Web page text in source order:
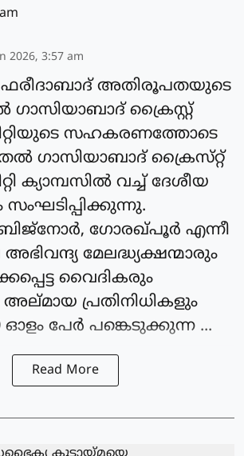
2026, 3:57 am
ഫരീദാബാദ് അതിരൂപതയുടെ
ഗാസിയാബാദ് ക്രൈസ്റ്റ്
സഹകരണത്തോടെ
ഗാസിയാബാദ് ക്രൈസ്‌റ്റ്
ക്യാമ്പസിൽ വച്ച് ദേശീയ
ബിജ്‌നോർ, ഗോരഖ്‌പൂർ എന്നീ
മേലദ്ധ്യക്ഷന്മാരും
വൈദികരും
പ്രതിനിധികളും
ഓളം പേർ പങ്കെടുക്കുന്ന ...
Read More